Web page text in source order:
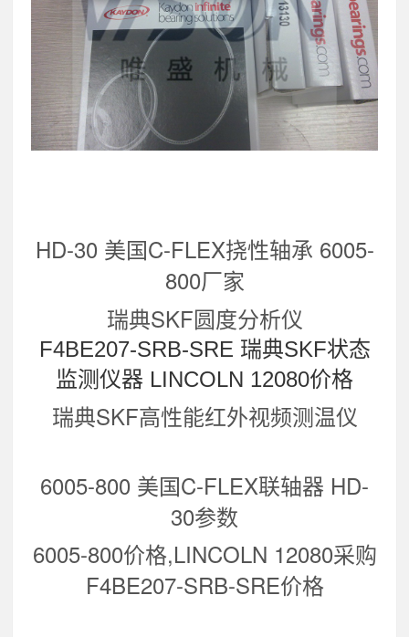
HD-30 美国C-FLEX挠性轴承 6005-
800厂家
瑞典SKF圆度分析仪
F4BE207-SRB-SRE 瑞典SKF状态
监测仪器 LINCOLN 12080价格
瑞典SKF高性能红外视频测温仪
6005-800 美国C-FLEX联轴器 HD-
30参数
6005-800价格,LINCOLN 12080采购
F4BE207-SRB-SRE价格